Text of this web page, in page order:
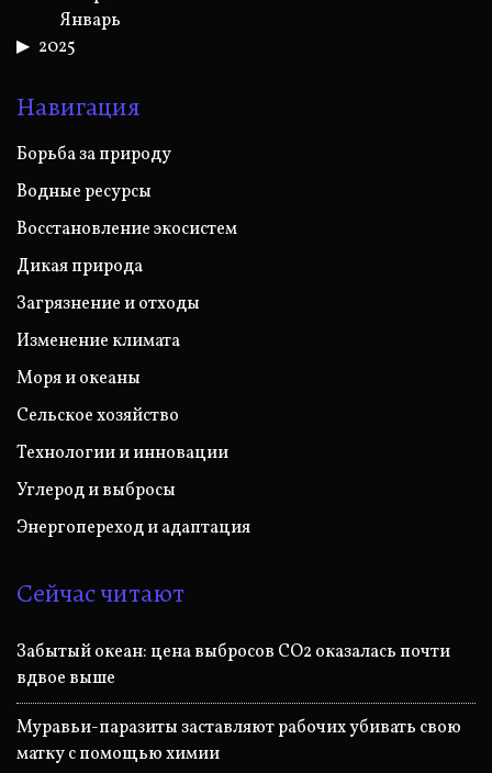
Январь
2025
Навигация
Борьба за природу
Водные ресурсы
Восстановление экосистем
Дикая природа
Загрязнение и отходы
Изменение климата
Моря и океаны
Сельское хозяйство
Технологии и инновации
Углерод и выбросы
Энергопереход и адаптация
Сейчас читают
Забытый океан: цена выбросов CO2 оказалась почти
вдвое выше
Муравьи-паразиты заставляют рабочих убивать свою
матку с помощью химии